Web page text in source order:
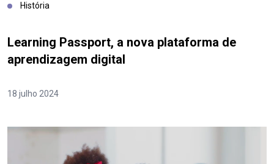
História
Learning Passport, a nova plataforma de
aprendizagem digital
18 julho 2024